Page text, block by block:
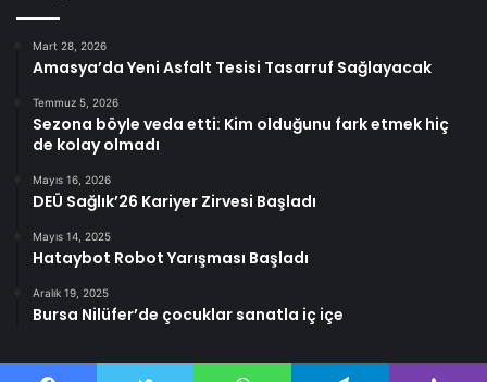
Mart 28, 2026
Amasya’da Yeni Asfalt Tesisi Tasarruf Sağlayacak
Temmuz 5, 2026
Sezona böyle veda etti: Kim olduğunu fark etmek hiç
de kolay olmadı
Mayıs 16, 2026
DEÜ Sağlık’26 Kariyer Zirvesi Başladı
Mayıs 14, 2025
Hataybot Robot Yarışması Başladı
Aralık 19, 2025
Bursa Nilüfer’de çocuklar sanatla iç içe